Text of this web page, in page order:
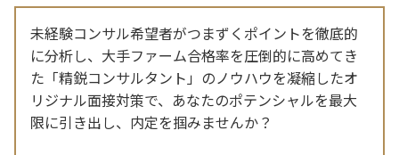
未経験コンサル希望者がつまずくポイントを徹底的
に分析し、大手ファーム合格率を圧倒的に高めてき
た「精鋭コンサルタント」のノウハウを凝縮したオ
リジナル面接対策で、あなたのポテンシャルを最大
限に引き出し、内定を掴みませんか？